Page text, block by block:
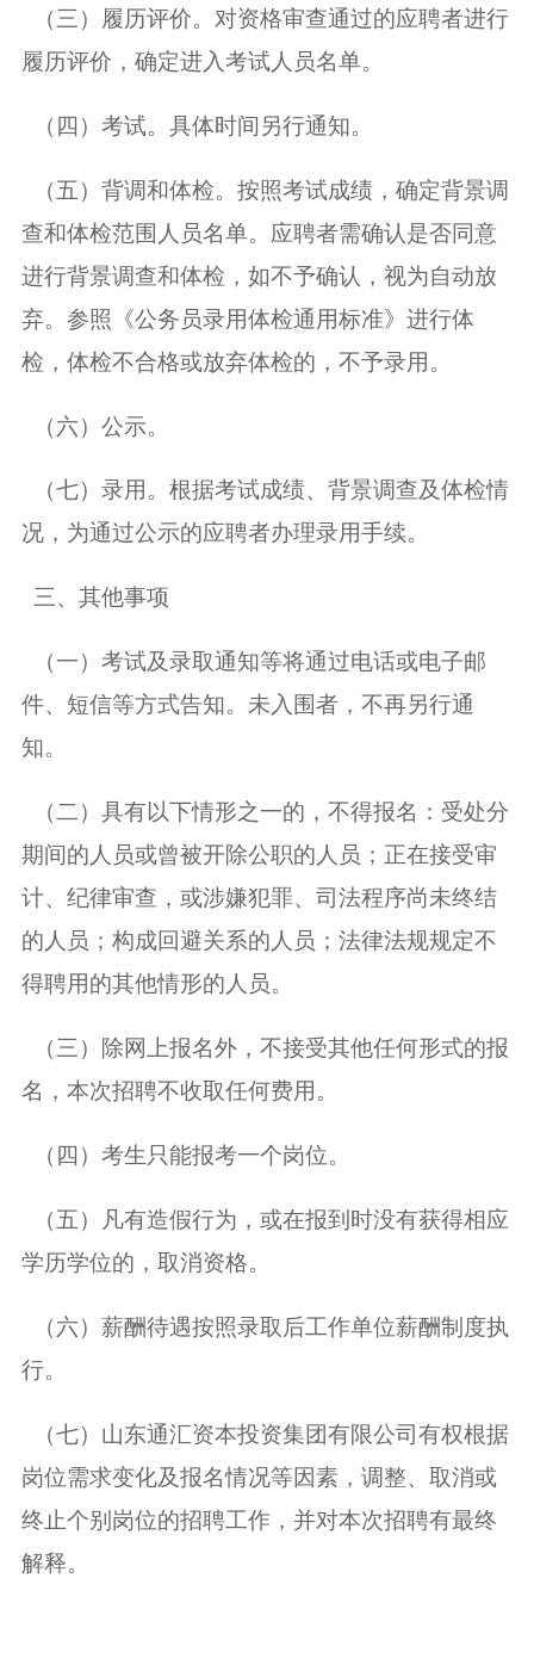
（三）履历评价。对资格审查通过的应聘者进行
履历评价，确定进入考试人员名单。
（四）考试。具体时间另行通知。
（五）背调和体检。按照考试成绩，确定背景调
查和体检范围人员名单。应聘者需确认是否同意
进行背景调查和体检，如不予确认，视为自动放
弃。参照《公务员录用体检通用标准》进行体
检，体检不合格或放弃体检的，不予录用。
（六）公示。
（七）录用。根据考试成绩、背景调查及体检情
况，为通过公示的应聘者办理录用手续。
三、其他事项
（一）考试及录取通知等将通过电话或电子邮
件、短信等方式告知。未入围者，不再另行通
知。
（二）具有以下情形之一的，不得报名：受处分
期间的人员或曾被开除公职的人员；正在接受审
计、纪律审查，或涉嫌犯罪、司法程序尚未终结
的人员；构成回避关系的人员；法律法规规定不
得聘用的其他情形的人员。
（三）除网上报名外，不接受其他任何形式的报
名，本次招聘不收取任何费用。
（四）考生只能报考一个岗位。
（五）凡有造假行为，或在报到时没有获得相应
学历学位的，取消资格。
（六）薪酬待遇按照录取后工作单位薪酬制度执
行。
（七）山东通汇资本投资集团有限公司有权根据
岗位需求变化及报名情况等因素，调整、取消或
终止个别岗位的招聘工作，并对本次招聘有最终
解释。